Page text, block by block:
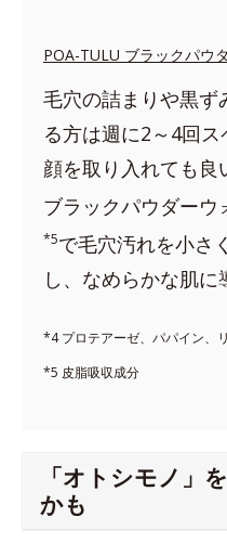
POA-TULU ブラックパウ
毛穴の詰まりや黒ず
る方は週に2～4回
顔を取り入れても良
ブラックパウダーウ
*5で毛穴汚れを小さ
し、なめらかな肌に
*4 プロテアーゼ、パパイン、
*5 皮脂吸収成分
「オトシモノ」
かも